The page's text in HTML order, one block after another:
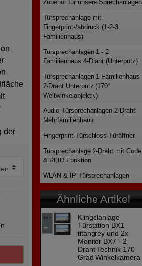
der
Zubehör für unsere Sprechanlagen
Türsprechanlage mit
Fingerprint-/abdruck (1-2-3
Familienhaus)
Türsprechanlagen 1 - 2
Familienhaus 4-Draht (Unterputz)
Türsprechanlagen 1-Familienhaus
2-Draht Unterputz (170°
Weitwinkelobjektiv)
Audio Türsprechanlagen 2-Draht
Mehrfamilienhaus
Fingerprint-Türschloss-Türöffner
Türsprechanlage 2-Draht mit Code
& RFID Funktion
WLAN & IP Türsprechanlagen
Ähnliche Artikel
Klingelanlage
Türstation BX1
titangrey und 2x
Monitor BX7 - 2
Draht Technik 170
Grad Winkelkamera